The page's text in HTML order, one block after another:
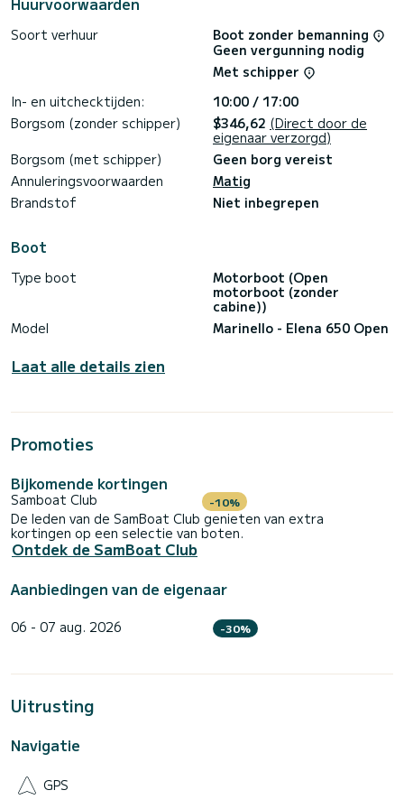
Soort verhuur
Boot zonder bemanning
Geen vergunning nodig
Met schipper
In- en uitchecktijden:
10:00 / 17:00
Borgsom (zonder schipper)
$346,62 (Direct door de
eigenaar verzorgd)
Borgsom (met schipper)
Geen borg vereist
Annuleringsvoorwaarden
Matig
Brandstof
Niet inbegrepen
Boot
Type boot
Motorboot (Open
motorboot (zonder
cabine))
Model
Marinello - Elena 650 Open
Laat alle details zien
Promoties
Bijkomende kortingen
Samboat Club -10%
De leden van de SamBoat Club genieten van extra
kortingen op een selectie van boten.
Ontdek de SamBoat Club
Aanbiedingen van de eigenaar
06 - 07 aug. 2026 -30%
Uitrusting
Navigatie
GPS